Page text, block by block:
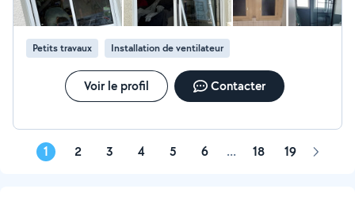
Petits travaux Installation de ventilateur
Voir le profil Contacter
1 2 3 4 5 6 ... 18 19 Page